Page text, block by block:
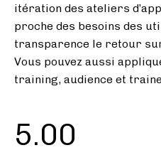
itération des ateliers
proche des besoins des
transparence le retour
Vous pouvez aussi
training, audience et